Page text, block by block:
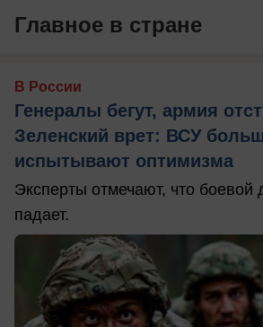
Главное в стране
В России
Генералы бегут, армия
Зеленский врет: ВСУ
испытывают оптимизма
Эксперты отмечают, что боевой
падает.